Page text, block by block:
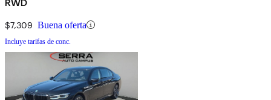
RWD
$7,309 Buena oferta
Incluye tarifas de conc.